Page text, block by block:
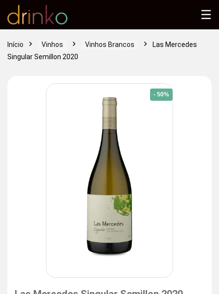
Início Vinhos Vinhos Brancos
Las Mercedes
Singular Semillon 2020
- 50%
☰